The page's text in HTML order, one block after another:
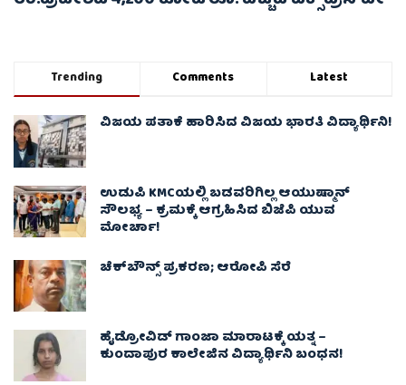
Trending Comments Latest
ವಿಜಯ ಪತಾಕೆ ಹಾರಿಸಿದ ವಿಜಯ ಭಾರತಿ ವಿದ್ಯಾರ್ಥಿನಿ!
ಉಡುಪಿ KMCಯಲ್ಲಿ ಬಡವರಿಗಿಲ್ಲ ಆಯುಷ್ಮಾನ್
ಸೌಲಭ್ಯ – ಕ್ರಮಕ್ಕೆ ಆಗ್ರಹಿಸಿದ ಬಿಜೆಪಿ ಯುವ
ಮೋರ್ಚಾ!
ಚೆಕ್​ಬೌನ್ಸ್​ ಪ್ರಕರಣ; ಆರೋಪಿ ಸೆರೆ
ಹೈಡ್ರೋವಿಡ್ ಗಾಂಜಾ ಮಾರಾಟಕ್ಕೆ ಯತ್ನ –
ಕುಂದಾಪುರ ಕಾಲೇಜಿನ ವಿದ್ಯಾರ್ಥಿನಿ ಬಂಧನ!